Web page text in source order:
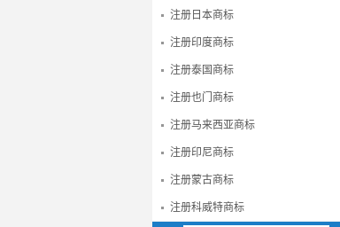
注册日本商标
注册印度商标
注册泰国商标
注册也门商标
注册马来西亚商标
注册印尼商标
注册蒙古商标
注册科威特商标